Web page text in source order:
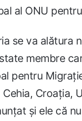
al ONU
se va alătura
membre
pentru
Cehia, Croația,
și ele că